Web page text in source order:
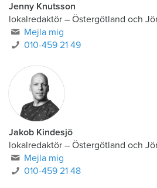
Jenny Knutsson
lokalredaktör – Östergötland och
Mejla mig
010-459 21 49
Jakob Kindesjö
lokalredaktör – Östergötland och
Mejla mig
010-459 21 48